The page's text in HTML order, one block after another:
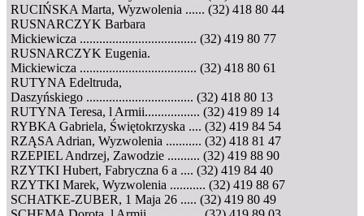
RUCIŃSKA Marta, Wyzwolenia ...... (32) 418 80 44
RUSNARCZYK Barbara
Mickiewicza .................................... (32) 419 80 77
RUSNARCZYK Eugenia.
Mickiewicza .................................... (32) 418 80 61
RUTYNA Edeltruda,
Daszyńskiego ................................. (32) 418 80 13
RUTYNA Teresa, l Armii................. (32) 419 89 14
RYBKA Gabriela, Świętokrzyska .... (32) 419 84 54
RZĄSA Adrian, Wyzwolenia ........... (32) 418 81 47
RZEPIEL Andrzej, Zawodzie .......... (32) 419 88 90
RZYTKI Hubert, Fabryczna 6 a .... (32) 419 84 40
RZYTKI Marek, Wyzwolenia ........... (32) 419 88 67
SCHATKE-ZUBER, 1 Maja 26 ..... (32) 419 80 49